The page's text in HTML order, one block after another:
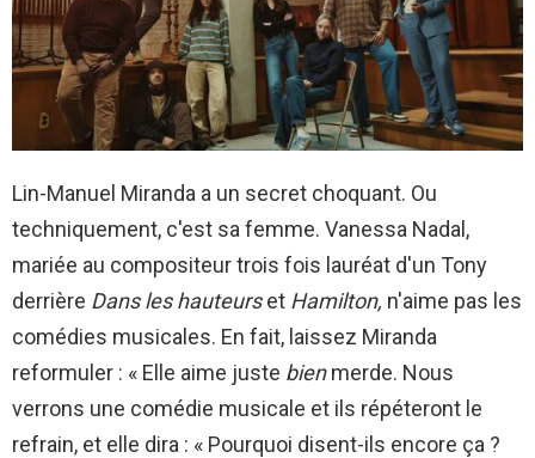
Lin-Manuel Miranda a un secret choquant. Ou
techniquement, c'est sa femme. Vanessa Nadal,
mariée au compositeur trois fois lauréat d'un Tony
derrière Dans les hauteurset Hamilton, n'aime pas les
comédies musicales. En fait, laissez Miranda
reformuler : « Elle aime juste bienmerde. Nous
verrons une comédie musicale et ils répéteront le
refrain, et elle dira : « Pourquoi disent-ils encore ça ?